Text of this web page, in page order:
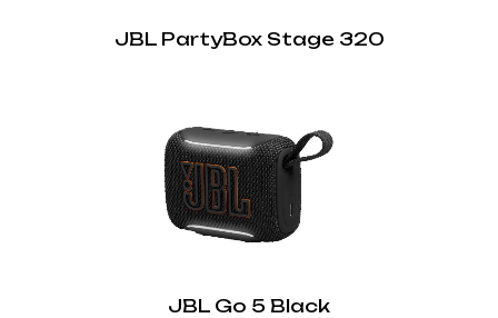
JBL PartyBox Stage 320
JBL Go 5 Black